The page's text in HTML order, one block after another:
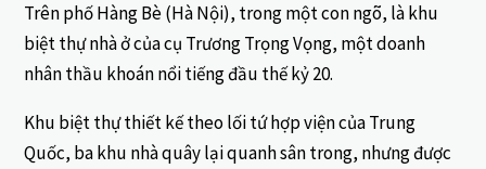
Trên phố Hàng Bè (Hà Nội), trong một con ngõ, là khu
biệt thự nhà ở của cụ Trương Trọng Vọng, một doanh
nhân thầu khoán nổi tiếng đầu thế kỷ 20.
Khu biệt thự thiết kế theo lối tứ hợp viện của Trung
Quốc, ba khu nhà quây lại quanh sân trong, nhưng được